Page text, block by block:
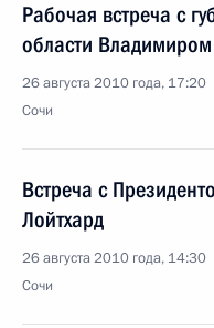
Рабочая встреча с
области
26 августа 2010 года, 17:20
Сочи
Встреча с
Лойтхард
26 августа 2010 года, 14:30
Сочи